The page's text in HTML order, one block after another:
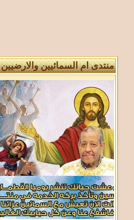
منتدى ام السمائيين والارضيين